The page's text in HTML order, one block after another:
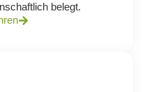
belegt.